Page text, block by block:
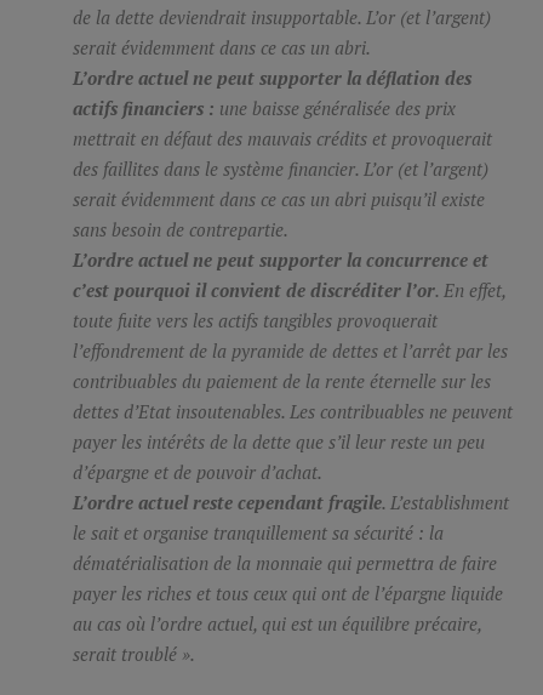
de la dette deviendrait insupportable. L’or (et l’argent)
serait évidemment dans ce cas un abri.
L’ordre actuel ne peut supporter la déflation des
actifs financiers : une baisse généralisée des prix
mettrait en défaut des mauvais crédits et provoquerait
des faillites dans le système financier. L’or (et l’argent)
serait évidemment dans ce cas un abri puisqu’il existe
sans besoin de contrepartie.
L’ordre actuel ne peut supporter la concurrence et
c’est pourquoi il convient de discréditer l’or. En effet,
toute fuite vers les actifs tangibles provoquerait
l’effondrement de la pyramide de dettes et l’arrêt par les
contribuables du paiement de la rente éternelle sur les
dettes d’Etat insoutenables. Les contribuables ne peuvent
payer les intérêts de la dette que s’il leur reste un peu
d’épargne et de pouvoir d’achat.
L’ordre actuel reste cependant fragile. L’establishment
le sait et organise tranquillement sa sécurité : la
dématérialisation de la monnaie qui permettra de faire
payer les riches et tous ceux qui ont de l’épargne liquide
au cas où l’ordre actuel, qui est un équilibre précaire,
serait troublé ».